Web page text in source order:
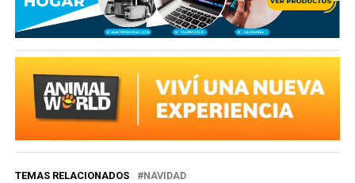
TEMAS RELACIONADOS NAVIDAD